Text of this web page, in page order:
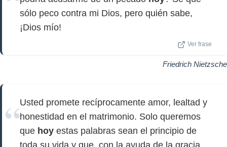
sólo peco contra mi Dios, pero quién sabe,
¡Dios mío!
Ver frase
Friedrich Nietzsche
Usted promete recíprocamente amor, lealtad y
honestidad en el matrimonio. Solo queremos
que hoy estas palabras sean el principio de
toda su vida y que, con la ayuda de la gracia